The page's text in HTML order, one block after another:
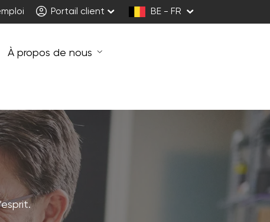
Portail client BE - FR
À propos de nous